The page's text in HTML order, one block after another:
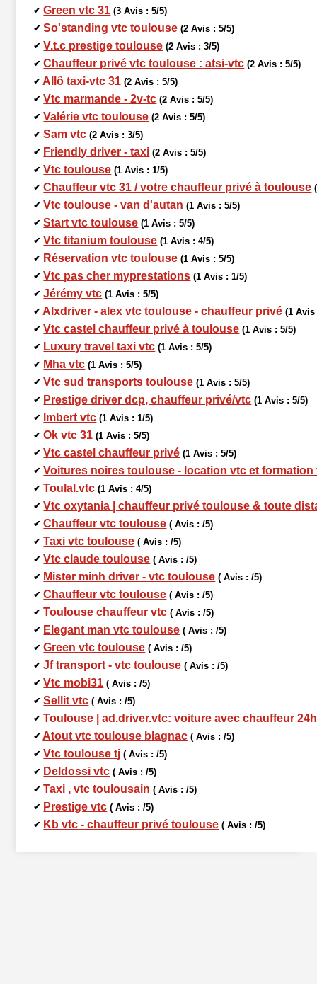
✔ Green vtc 31 (3 Avis : 5/5)
✔ So'standing vtc toulouse (2 Avis : 5/5)
✔ V.t.c prestige toulouse (2 Avis : 3/5)
✔ Chauffeur privé vtc toulouse : atsi-vtc (2 Avis : 5/5)
✔ Allô taxi-vtc 31 (2 Avis : 5/5)
✔ Vtc marmande - 2v-tc (2 Avis : 5/5)
✔ Valérie vtc toulouse (2 Avis : 5/5)
✔ Sam vtc (2 Avis : 3/5)
✔ Friendly driver - taxi (2 Avis : 5/5)
✔ Vtc toulouse (1 Avis : 1/5)
✔ Chauffeur vtc 31 / votre chauffeur privé à toulouse
✔ Vtc toulouse - van d'autan (1 Avis : 5/5)
✔ Start vtc toulouse (1 Avis : 5/5)
✔ Vtc titanium toulouse (1 Avis : 4/5)
✔ Réservation vtc toulouse (1 Avis : 5/5)
✔ Vtc pas cher myprestations (1 Avis : 1/5)
✔ Jérémy vtc (1 Avis : 5/5)
✔ Alxdriver - alex vtc toulouse - chauffeur privé (1 Avis
✔ Vtc castel chauffeur privé à toulouse (1 Avis : 5/5)
✔ Luxury travel taxi vtc (1 Avis : 5/5)
✔ Mha vtc (1 Avis : 5/5)
✔ Vtc sud transports toulouse (1 Avis : 5/5)
✔ Prestige driver dcp, chauffeur privé/vtc (1 Avis : 5/5)
✔ Imbert vtc (1 Avis : 1/5)
✔ Ok vtc 31 (1 Avis : 5/5)
✔ Vtc castel chauffeur privé (1 Avis : 5/5)
✔ Voitures noires toulouse - location vtc et formation
✔ Toulal.vtc (1 Avis : 4/5)
✔ Vtc oxytania | chauffeur privé toulouse & toute
✔ Chauffeur vtc toulouse ( Avis : /5)
✔ Taxi vtc toulouse ( Avis : /5)
✔ Vtc claude toulouse ( Avis : /5)
✔ Mister minh driver - vtc toulouse ( Avis : /5)
✔ Chauffeur vtc toulouse ( Avis : /5)
✔ Toulouse chauffeur vtc ( Avis : /5)
✔ Elegant man vtc toulouse ( Avis : /5)
✔ Green vtc toulouse ( Avis : /5)
✔ Jf transport - vtc toulouse ( Avis : /5)
✔ Vtc mobi31 ( Avis : /5)
✔ Sellit vtc ( Avis : /5)
✔ Toulouse | ad.driver.vtc: voiture avec chauffeur
✔ Atout vtc toulouse blagnac ( Avis : /5)
✔ Vtc toulouse tj ( Avis : /5)
✔ Deldossi vtc ( Avis : /5)
✔ Taxi , vtc toulousain ( Avis : /5)
✔ Prestige vtc ( Avis : /5)
✔ Kb vtc - chauffeur privé toulouse ( Avis : /5)